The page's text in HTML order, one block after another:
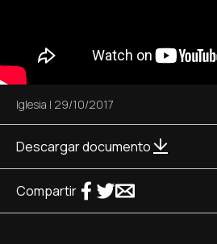
Iglesia | 29/10/2017
Descargar documento
Compartir